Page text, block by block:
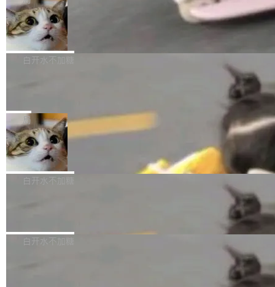
l 迁移或唤醒时，新宿主从 S3 恢复 SQLite 数据
库继续执行。存储库是持久化的唯一真相...
te 17 Pro、OPPO K15，要么是vivo X300 E这
样的次旗舰。 Galaxy Z Fold8 Ultra / Z Fold8 /
Z Flip8三款折叠屏新机均在7月22日发布，且全
部搭载骁龙8 Elite Gen5 for Galaxy，它们本该
本控制系统。目前处于 Early Access 阶段。 De
ltaDB 的核心思路直接写在 landing page 最显
眼的位置：「Software is made between com
mits」——软件是在 commit 之间写出来的。git
是把这段空隙补上。 回退到任何一次编辑：Delt
aDB 捕获 commit 之间的每一次操作，...
SpaceXAI 单季资本开支达 183 亿美元
根据风险投资人Tomer Tunguz 博客（VC 分
析）披露的最新分析与第二季度业绩报告，Spac
微软同期总资本开支的四成。 与亚马逊、Alpha
bet、微软以及 Meta 等传统科技巨头相比，Spa
ceXAI的资金消耗速度尤为引人瞩目。然而，支
撑庞大支出的资金来源却呈现出截然不同的面
貌。数据显示，微软和 Meta 主要依托充沛的经
白开水不加糖
Meta 发布终端编程 Agent“Muse Code” 和 Muse Sp
Meta 今天发布了两款 AI 产品：Muse Code，一个在终端里运行的
编程 agent；Muse Spark 1.2，驱动这个 agent 的新模型。一句
话概括：你可以用 curl -fsSL https://dev.meta.ai/install.sh | bash
安装一个能在大项目里自动规划、写代码、验证结果的 AI 终端工
具。 据介绍，Muse Code 是 Meta 的编程 agent 产品。它和市场
上已有的终端编程 agent 在设计理念上有几个明显的差异点。 异
步后台 agent：Muse Code 有一个主 agent 循环，外加一组后台
局
美团开源 LoHoSearch，用知识图谱校
准 AI 能力认知
机器出题的前提，是让机器拥有全局视野。整个
构建流程可以分为四个环节：建图 → 控制难度
白开水不加糖
库，并将作为transport接入Mooncake TENT。
白开水不加糖